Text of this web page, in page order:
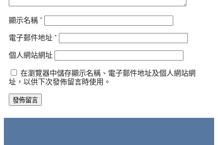
顯示名稱 *
電子郵件地址 *
個人網站網址
在瀏覽器中儲存顯示名稱、電子郵件地址及個人網站網
址，以供下次發佈留言時使用。